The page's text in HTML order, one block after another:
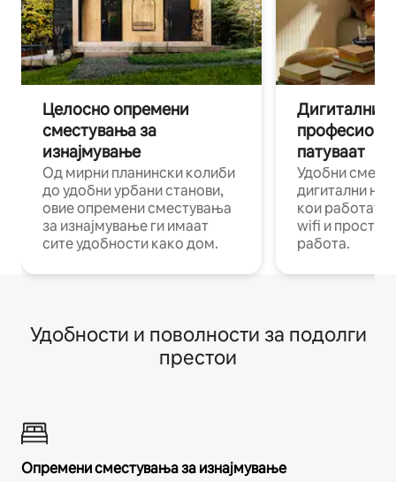
Целосно опремени
сместувања за
изнајмување
Од мирни планински колиби
до удобни урбани станови,
овие опремени сместувања
за изнајмување ги имаат
сите удобности како дом.
Дигитални
патуваат
Удобни
дигитални
кои работат
wifi и
работа.
Удобности и поволности за подолги
престои
Опремени сместувања за изнајмување